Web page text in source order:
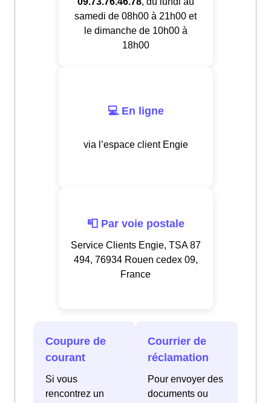
samedi de 08h00 à 21h00 et
le dimanche de 10h00 à
18h00
💻 En ligne
via l’espace client Engie
📮 Par voie postale
Service Clients Engie, TSA 87
494, 76934 Rouen cedex 09,
France
Coupure de
courant
Si vous
rencontrez un
Courrier de
réclamation
Pour envoyer des
documents ou